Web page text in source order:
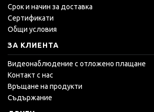
Срок и начин за доставка
Сертификати
Общи условия
ЗА КЛИЕНТА
Видеонаблюдение с отложено плащане
Контакт с нас
Връщане на продукти
Съдържание